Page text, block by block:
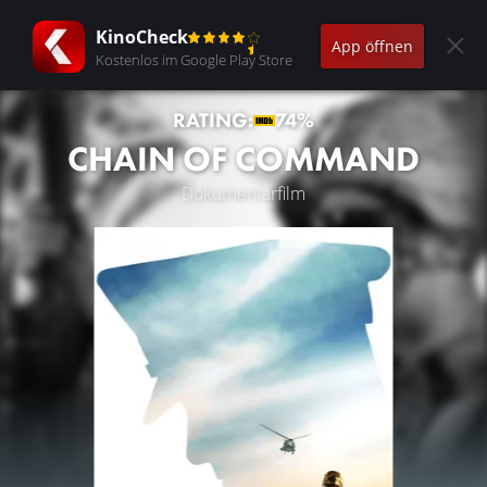
KinoCheck
Kostenlos im Google Play Store
App öffnen
RATING: 74%
CHAIN OF COMMAND
Dokumentarfilm